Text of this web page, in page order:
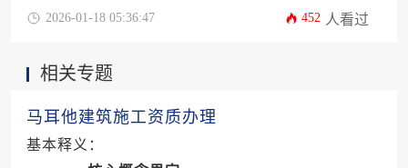
十万东加勒比元，关键条件包括本地股东参与、专
2026-01-18 05:36:47 452 人看过
相关专题
马耳他建筑施工资质办理
基本释义：